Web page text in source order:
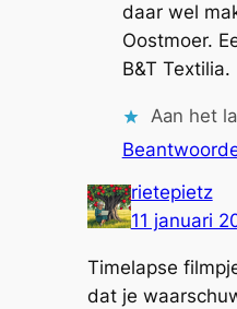
daar wel
Oostmoer.
B&T Textilia.
Aan het
rietepietz
11 januari
Timelapse
dat je